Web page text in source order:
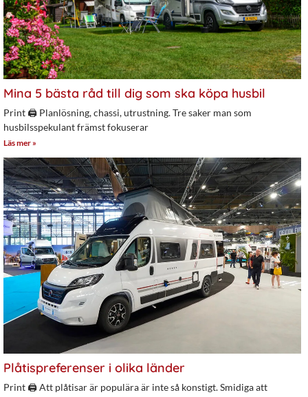
Mina 5 bästa råd till dig som ska köpa husbil
Print 🖨 Planlösning, chassi, utrustning. Tre saker man som
husbilsspekulant främst fokuserar
Läs mer »
Plåtispreferenser i olika länder
Print 🖨 Att plåtisar är populära är inte så konstigt. Smidiga att